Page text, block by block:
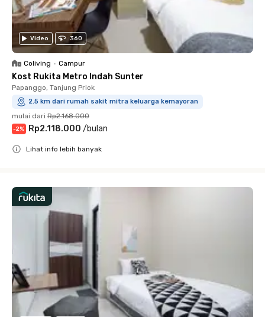
Video 360
Coliving • Campur
Kost Rukita Metro Indah Sunter
Papanggo, Tanjung Priok
2.5 km dari rumah sakit mitra keluarga kemayoran
mulai dari Rp2.168.000
-2% Rp2.118.000 /bulan
Lihat info lebih banyak